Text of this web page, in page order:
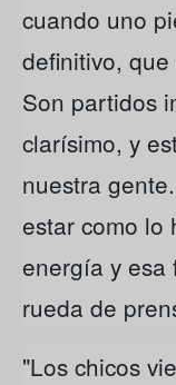
cuando uno
definitivo,
Son partidos
clarísimo, y
nuestra
estar como lo
energía y esa
rueda de
"Los chicos